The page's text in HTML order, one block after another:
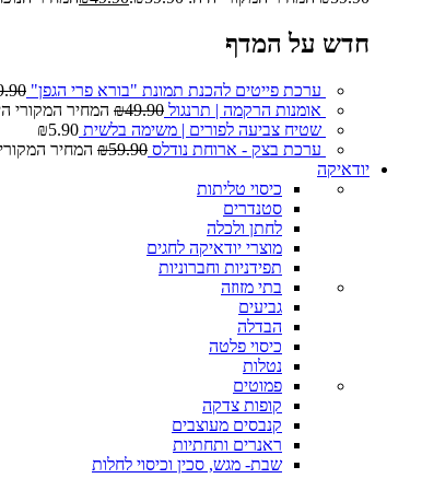
חדש על המדף
ערכת פייטים להכנת תמונת "בורא פרי הגפן"
אומנות הרקמה | תרנגול
₪49.90 המחיר המקורי היה:
שטיח צביעה לפורים | משימה בלשית
₪5.90
ערכת בצק - ארוחת נודלס
₪59.90 המחיר המקורי היה:
יודאיקה
כיסוי טליתות
סטנדרים
לחתן ולכלה
מוצרי יודאיקה לחגים
תפידניות וחברוניות
בתי מזוזה
גביעים
הבדלה
כיסוי פלטה
נטלות
פמוטים
קופות צדקה
קנבסים מעוצבים
ראנרים ותחתיות
שבת- מגש, סכין וכיסוי לחלות